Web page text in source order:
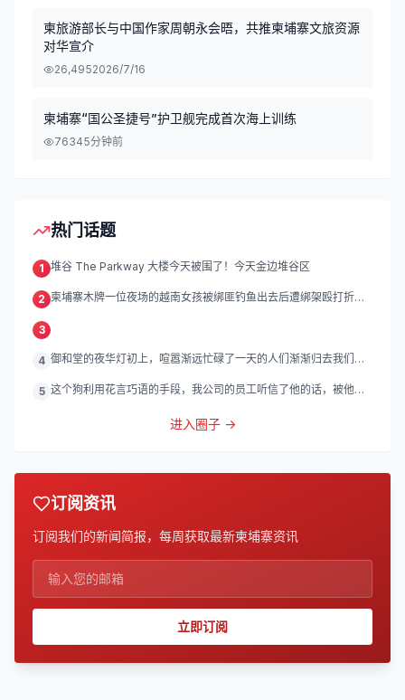
柬旅游部长与中国作家周朝永会晤，共推柬埔寨文旅资源
对华宣介
26,4952026/7/16
柬埔寨“国公圣捷号”护卫舰完成首次海上训练
76345分钟前
热门话题
1 堆谷 The Parkway 大楼今天被围了！今天金边堆谷区
2 柬埔寨木牌一位夜场的越南女孩被绑匪钓鱼出去后遭绑架殴打折
3
4 御和堂的夜华灯初上，喧嚣渐远忙碌了一天的人们渐渐归去我们的
5 这个狗利用花言巧语的手段，我公司的员工听信了他的话，被他带
进入圈子 →
订阅资讯
订阅我们的新闻简报，每周获取最新柬埔寨资讯
立即订阅